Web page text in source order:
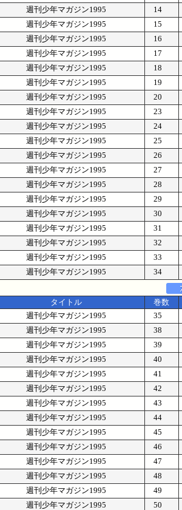
週刊少年マガジン1995
14
週刊少年マガジン1995
15
週刊少年マガジン1995
16
週刊少年マガジン1995
17
週刊少年マガジン1995
18
週刊少年マガジン1995
19
週刊少年マガジン1995
20
週刊少年マガジン1995
23
週刊少年マガジン1995
24
週刊少年マガジン1995
25
週刊少年マガジン1995
26
週刊少年マガジン1995
27
週刊少年マガジン1995
28
週刊少年マガジン1995
29
週刊少年マガジン1995
30
週刊少年マガジン1995
31
週刊少年マガジン1995
32
週刊少年マガジン1995
33
週刊少年マガジン1995 34
タイトル
巻数
週刊少年マガジン1995
35
週刊少年マガジン1995
38
週刊少年マガジン1995
39
週刊少年マガジン1995
40
週刊少年マガジン1995
41
週刊少年マガジン1995
42
週刊少年マガジン1995
43
週刊少年マガジン1995
44
週刊少年マガジン1995
45
週刊少年マガジン1995
46
週刊少年マガジン1995
47
週刊少年マガジン1995
48
週刊少年マガジン1995
49
週刊少年マガジン1995
50